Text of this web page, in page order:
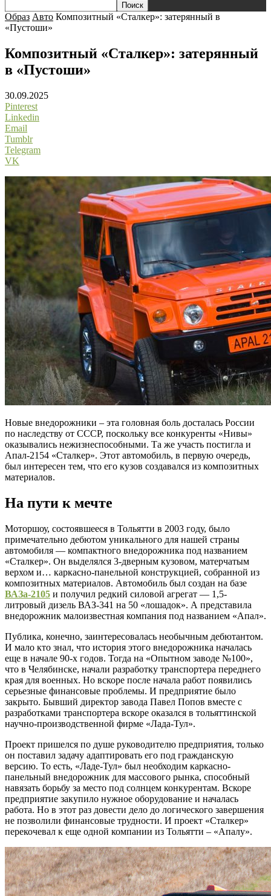
Образ Авто Композитный «Сталкер»: затерянный в
«Пустоши»
Композитный «Сталкер»: затерянный
в «Пустоши»
30.09.2025
Pinterest
Linkedin
Email
Tumblr
Telegram
VK
Новые внедорожники – эта головная боль досталась России
по наследству от СССР, поскольку все конкуренты «Нивы»
оказывались нежизнеспособными. Та же участь постигла и
Апал-2154 «Сталкер». Этот автомобиль, в первую очередь,
был интересен тем, что его кузов создавался из композитных
материалов.
На пути к мечте
Моторшоу, состоявшееся в Тольятти в 2003 году, было
примечательно дебютом уникального для нашей страны
автомобиля — компактного внедорожника под названием
«Сталкер». Он выделялся 3-дверным кузовом, матерчатым
верхом и… каркасно-панельной конструкцией, собранной из
композитных материалов. Автомобиль был создан на базе
ВАЗа-2105 и получил редкий силовой агрегат — 1,5-
литровый дизель ВАЗ-341 на 50 «лошадок». А представила
внедорожник малоизвестная компания под названием «Апал».
Публика, конечно, заинтересовалась необычным дебютантом.
И мало кто знал, что история этого внедорожника началась
еще в начале 90-х годов. Тогда на «Опытном заводе №100»,
что в Челябинске, начали разработку транспортера переднего
края для военных. Но вскоре после начала работ появились
серьезные финансовые проблемы. И предприятие было
закрыто. Бывший директор завода Павел Попов вместе с
разработками транспортера вскоре оказался в тольяттинской
научно-производственной фирме «Лада-Тул».
Проект пришелся по душе руководителю предприятия, только
он поставил задачу адаптировать его под гражданскую
версию. То есть, «Ладе-Тул» был необходим каркасно-
панельный внедорожник для массового рынка, способный
навязать борьбу за место под солнцем конкурентам. Вскоре
предприятие закупило нужное оборудование и началась
работа. Но в этот раз довести дело до логического завершения
не позволили финансовые трудности. И проект «Сталкер»
перекочевал к еще одной компании из Тольятти – «Апалу».